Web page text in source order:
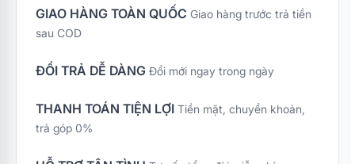
GIAO HÀNG TOÀN QUỐC Giao hàng trước trả tiền
sau COD
ĐỔI TRẢ DỄ DÀNG Đổi mới ngay trong ngày
THANH TOÁN TIỆN LỢI Tiền mặt, chuyển khoản,
trả góp 0%